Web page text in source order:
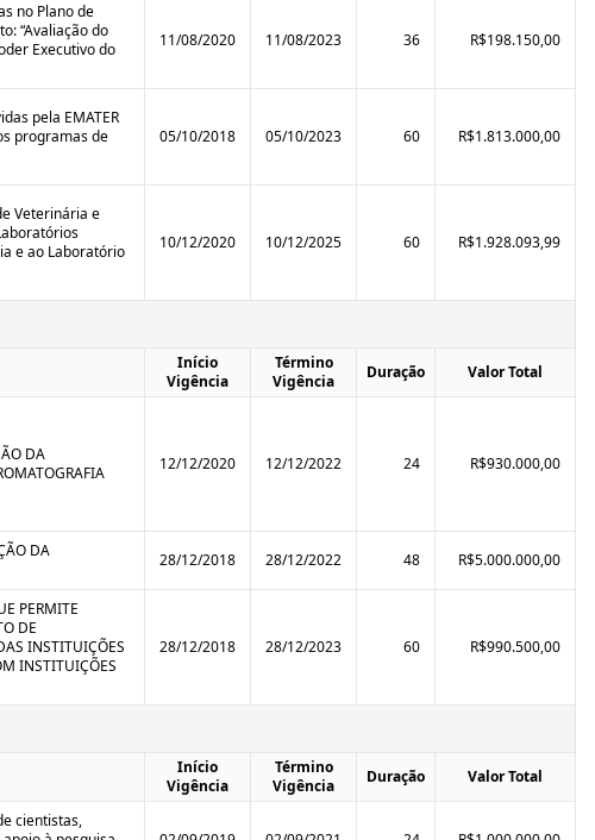
no Plano de
“Avaliação do
Executivo do
11/08/2020 11/08/2023 36 R$198.150,00
pela EMATER
programas de
05/10/2018 05/10/2023 60 R$1.813.000,00
Veterinária e
e ao Laboratório
10/12/2020 10/12/2025 60 R$1.928.093,99
Início
Vigência
Término
Vigência
Duração Valor Total
DA
12/12/2020 12/12/2022 24 R$930.000,00
DA
28/12/2018 28/12/2022 48 R$5.000.000,00
PERMITE
DE
INSTITUIÇÕES
INSTITUIÇÕES
28/12/2018 28/12/2023 60 R$990.500,00
Início
Vigência
Término
Vigência
Duração Valor Total
cientistas,